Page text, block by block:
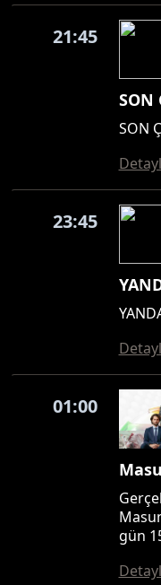
21:45
SON
SON
23:45
01:00
gün